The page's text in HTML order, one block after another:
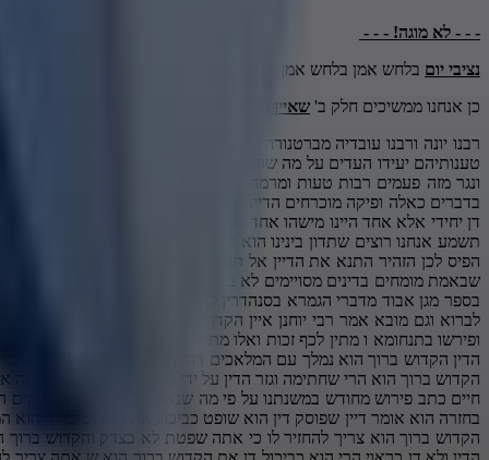
- - - לא מוגה! - - -
נציבי יום בלחש אמן בלחש אמן בלחש אמן כולם היום בלחש
כן אנחנו ממשיכים חלק ב' שאיין דן יחידי אלא אחד
רבנו יונה ורבנו עובדיה מברטנורה פירשו זה מדובר שאין דן יחידי אלא אחד על הקדוש ברוך הוא שהוא יחיד בעולמו והוסיף הספורנו שהשם יתברך דן יחידי לפי שהוא יודע את כל נעשו ואינו נצרך שיטענו לפניו בעלי הדין את טענותיהם יעידו העדים על מה שראו שהם מטעים לפעמים את הדיינים אלא כמאמר המשנה הוא הדיין הוא העד והוא בעל דין מה שאיין ככ דיינים שהם קרוצי חומר כדי לדון הם חייבים לשמוע טענות בעלי הדין ועדות העדים ונגר מזה פעמים רבות טעות ומרמה בדין לפי שהם עלולים להטעות את הדיינים בדבריהם יש שקרנים במצח נחושה יכולים להגיד דברים יש כאלה שיודעים להטעות נוטים בפרט הםם בוכים ואז דיינים בעלי רחמים נתקלתי בדברים כאלה ופיקה מוכרחים הדיינים לדון בחבורה אז זה בסדר אפשר לטעות אחד יש עוד שניים יש שלושה אז לא כולם אוכלים את מה שמוכרים להם זה יכול להעמיד את הדין יותר מוצדק רבנו יהונה אומר פירוש אחר שאיין דן יחידי אלא אחד היינו מישהו אחד אחד נקרא דיין מומחה אין דין יחידי אלא אחד כזה הוא רשאי לדון לבדו כמובן בהסכמת הבעלי דין שאר דיינים שאינם מומחים אסור להם לדון ביחידות זאת אומרת אחד יבואו שניים ויגידו לו תשמע אנחנו רוצים שתדון בינינו הוא לא דיין מומחה אז הוא לא יכול לדון אלא אם כן הם הולכים על דין פשרה ואנחנו מקבלים אותך מה שתגיד לא משנה אפילו את עם הארץ אנחנו שנינו מחליטים ש מה שתחליט תחליט על הפיס לכן הזהיר התנא את הדיין אל תהי דן יחידי מה פירוש שאין לה דיין להחזיק עצמו למומחה אלא יחשוב שהוא צריך לדון בחבורה יש מומחה אבל אתה אל תחזיק מעצמך שאתה מומחה מומחה זה מומחה באמת יש כאלה שבאמת מומחים בדינים מסויימים לא בכל לא כולם תמיד יודעים בכל בכל בכל בדורות קודמים ידעו בדורנו זה לא כל כך מצוי שיהיו בקיים בכל בכל בכל בדיינים עודות הפירוש הראשון שרבנו יונה שהשם יתברך דן יחידי הקשה בספר מגן אבוד מדברי הגמרא בסנהדרין לח שהקדוש ברוך הוא נמלך במלאכי השרת אם לברוא את האדם או לא אז כאילו משמע שהוא לא דד יחידי הנה הוא נמלך מתייעץ והיה דין ודברים ביניהם על הדבר אם כן לברוא לא לברוא וגם מובא אמר רבי יוחנן איין הקדוש ברוך הוא עושה דבר אלא אם כן נמלך בפמליה של מעלה מפורש לכן אמר הכתוב במלכים א' כב יט ראיתי את אדוני יושב על כיסאו בכל צבא השמיים עומד עליו מימינו ומשמאלו ופירשו בתנחומא ו מתין לכף זכות ואלו מתין לכף חובה אז יש בית דין למעלה הרי לנו מכל זאת שהקדוש ברוך הוא נמלך במלאכי מרוב ענוותנותו ולא דן יחידי זה הקושיה של המגן אבות ותרץ הוא בעצמו כי בעת המשא ומתן של הדין הקדוש ברוך הוא נמלך עם המלאכים דהיינו מתייעץ איתם אך את גזר הדין הוא עצמו חותם ואיין אחר עמו כמו שאמר הכתוב בדניאל כא אבל אגיד לך את הרשום בכתב אמת היינו שגזר הדין נחתם עם אמת זה חותמו של הקדוש ברוך הוא הרי שחתימה וגזר הדין על ידי השם יתברך עצמו ועל זה אמר התנא שאין דן יחידי אלא אחד זאת אומרת הגזר דין והפסק דין זה רק אחד הקדוש בר ברכו לשמוע הוא מוכן לשמוע מזה מזה מזה מזה מזה בספר רוח חיים כתב פירוש מחודש במשנתנו על פי מה שנאמר כי המשפט לאלוהים הוא אם מישהו יודע מה הוא רוצה להגיד חמש 600 שק אומר פירוש מחודש כי המשפט לאלוהים הוא פעם ראשונה פעם שנייה פעם שלישית זכה בכסף בחזרה הוא אומר דיין שפוסק דין הוא שופט כביכול את הקדוש ברוך הוא המשפט לאלוהים הוא אתה ששופט אתה שופט את הקדוש ברוך הוא למה אם אתה מטה את הדין ופוסק לו כהלכה אתה גורם שיצא ממון ממי שלא חייב הקדוש ברוך הוא צריך להחזיר לו כי אתה שפטת לא בצדק והקדוש ברוך הוא לא יחסיר מהאדם שלקחו ממנו שלא בצדק הוא צריך להחזיר לו ואז הקדוש ברוך הוא יגלגל סיבות שיחזור אליו הכסף אז מעטה אם הדיין מטה את הדין ולא דן כראוי הרי הוא כביכול דן את הקדוש ברוך הוא ש אתה צריך להחזיר לו את הכסף